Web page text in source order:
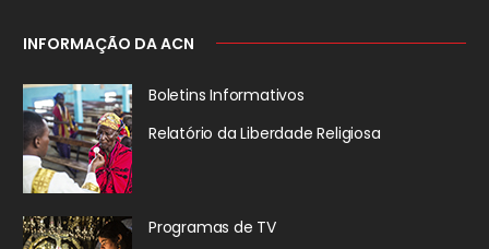
INFORMAÇÃO DA ACN
Boletins Informativos
Relatório da Liberdade Religiosa
Programas de TV